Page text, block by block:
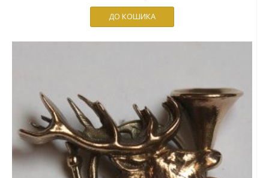
ДО КОШИКА